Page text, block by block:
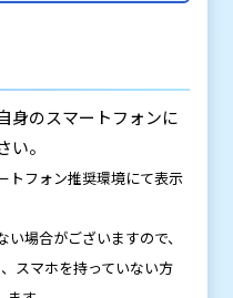
身のスマートフォンに
。
トフォン推奨環境にて表示
場合がございますので、
スマホを持っていない方